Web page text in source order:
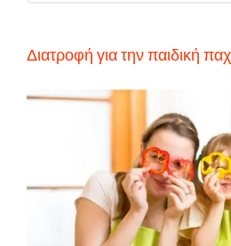
Διατροφή για την παιδική